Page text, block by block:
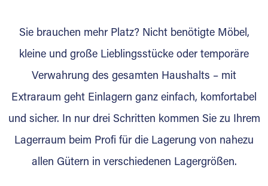
DAS SIND WIR
im Mittelpunkt. Durch Erfahrung entwickeln
wir uns stetig weiter. Termintreue, eine
Sie brauchen mehr Platz? Nicht benötigte Möbel,
kleine und große Lieblingsstücke oder temporäre
Verwahrung des gesamten Haushalts – mit
Extraraum geht Einlagern ganz einfach, komfortabel
und sicher. In nur drei Schritten kommen Sie zu Ihrem
Lagerraum beim Profi für die Lagerung von nahezu
allen Gütern in verschiedenen Lagergrößen.